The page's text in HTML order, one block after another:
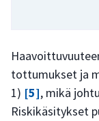
tottumukset ja
1) [5], mikä
Riskikäsitykset